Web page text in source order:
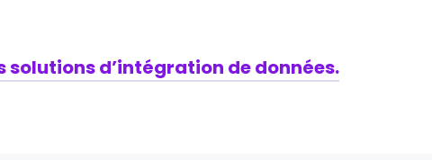
solutions d’intégration de données.